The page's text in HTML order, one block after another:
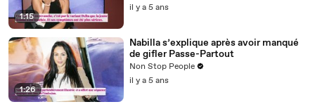
1:15
il y a 5 ans
1:26
Nabilla s’explique après avoir manqué
de gifler Passe-Partout
Non Stop People
il y a 5 ans